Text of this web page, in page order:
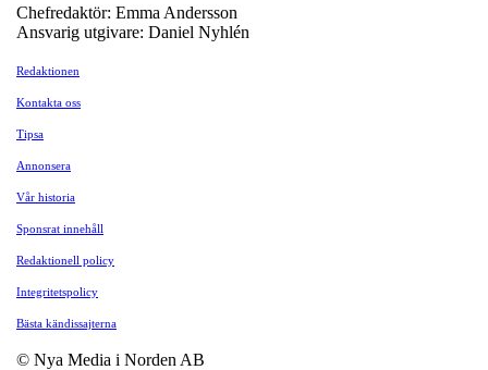
Chefredaktör: Emma Andersson
Ansvarig utgivare: Daniel Nyhlén
Redaktionen
Kontakta oss
Tipsa
Annonsera
Vår historia
Sponsrat innehåll
Redaktionell policy
Integritetspolicy
Bästa kändissajterna
© Nya Media i Norden AB